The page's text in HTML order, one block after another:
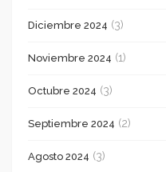
Diciembre 2024 (3)
Noviembre 2024 (1)
Octubre 2024 (3)
Septiembre 2024 (2)
Agosto 2024 (3)